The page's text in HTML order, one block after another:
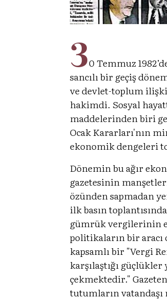
30 Temmuz
sancılı bir geçiş
ve devlet-toplum
hakimdi. Sosyal
maddelerinden biri
Ocak Kararları'nın
ekonomik dengeleri
Dönemin bu ağır
gazetesinin
özünden sapmadan
ilk basın
gümrük vergilerinin
politikaların bir aracı
kapsamlı bir "Vergi
karşılaştığı
çekmektedir."
tutumların